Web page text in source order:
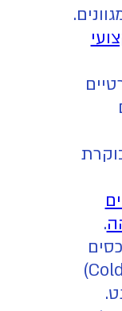
.
בארנקים קרים (Cold Storage)